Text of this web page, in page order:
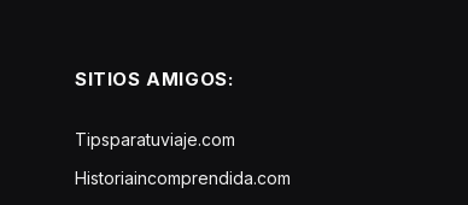
SITIOS AMIGOS:
Tipsparatuviaje.com
Historiaincomprendida.com